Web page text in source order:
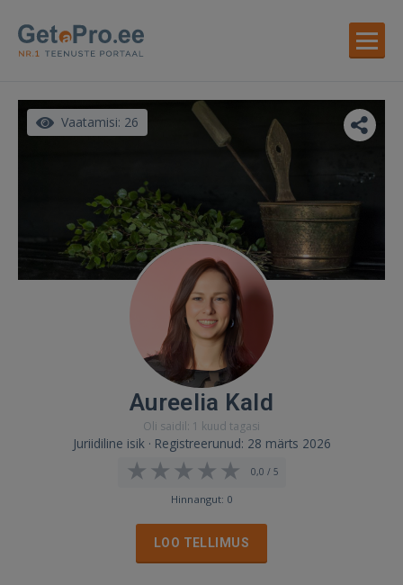
Vaatamisi: 26
Aureelia Kald
Oli saidil: 1 kuud tagasi
Juriidiline isik · Registreerunud: 28 märts 2026
0,0 / 5
Hinnangut: 0
LOO TELLIMUS